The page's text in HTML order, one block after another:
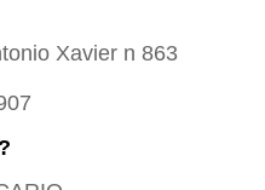
Xavier n 863